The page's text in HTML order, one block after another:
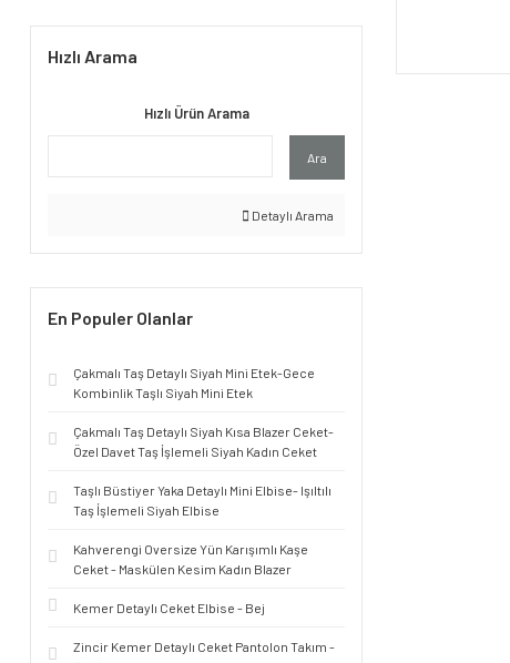
Hızlı Arama
Hızlı Ürün Arama
Ara
Detaylı Arama
En Populer Olanlar
Çakmalı Taş Detaylı Siyah Mini Etek-Gece
Kombinlik Taşlı Siyah Mini Etek
Çakmalı Taş Detaylı Siyah Kısa Blazer Ceket-
Özel Davet Taş İşlemeli Siyah Kadın Ceket
Taşlı Büstiyer Yaka Detaylı Mini Elbise- Işıltılı
Taş İşlemeli Siyah Elbise
Kahverengi Oversize Yün Karışımlı Kaşe
Ceket - Maskülen Kesim Kadın Blazer
Kemer Detaylı Ceket Elbise - Bej
Zincir Kemer Detaylı Ceket Pantolon Takım -